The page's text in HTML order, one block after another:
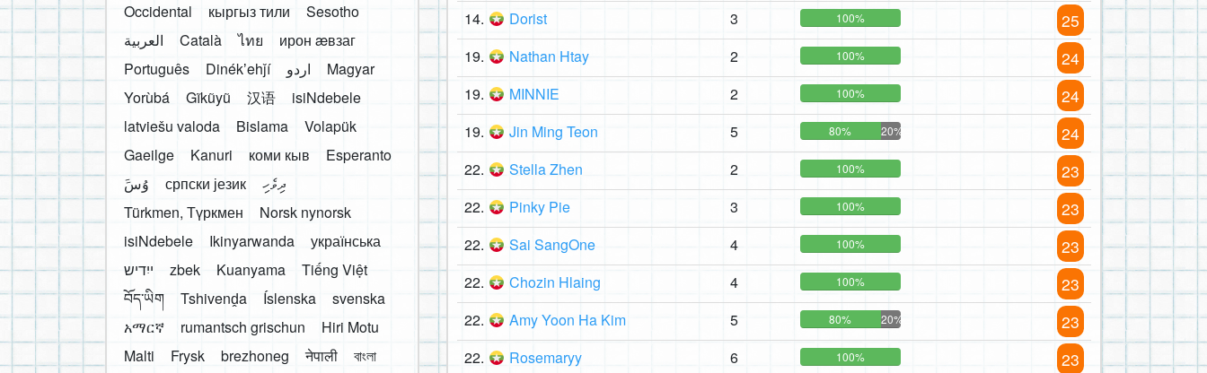
14. Dorist 3 100% 25
19. Nathan Htay 2 100% 24
19. MINNIE 2 100% 24
19. Jin Ming Teon 5 80% 20% 24
22. Stella Zhen 2 100% 23
22. Pinky Pie 3 100% 23
22. Sai SangOne 4 100% 23
22. Chozin Hlaing 4 100% 23
22. Amy Yoon Ha Kim 5 80% 20% 23
22. Rosemaryy 6 100% 23
Occidental
кыргыз тили
Sesotho
العربية
Català ไทย
ирон æвзаг
Português
Dinékʼehǰí اردو
Magyar
Yorùbá
Gĩkũyũ 汉语
isiNdebele
latviešu valoda
Bislama
Volapük
Gaeilge
Kanuri коми кыв
Esperanto
َوُسَ
српски језик
ދިވެހި
Türkmen, Түркмен
Norsk nynorsk
isiNdebele
Ikinyarwanda
українська
ייִדיש
zbek Kuanyama
Tiếng Việt
བོད་ཡིག
Tshivenḓa Íslenska
svenska
አማርኛ
rumantsch grischun
Hiri Motu
Malti
Frysk brezhoneg नेपाली
বাংলা